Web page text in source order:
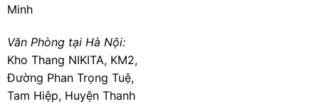
Minh
Văn Phòng tại Hà Nội:
Kho Thang NIKITA, KM2,
Đường Phan Trọng Tuệ,
Tam Hiệp, Huyện Thanh